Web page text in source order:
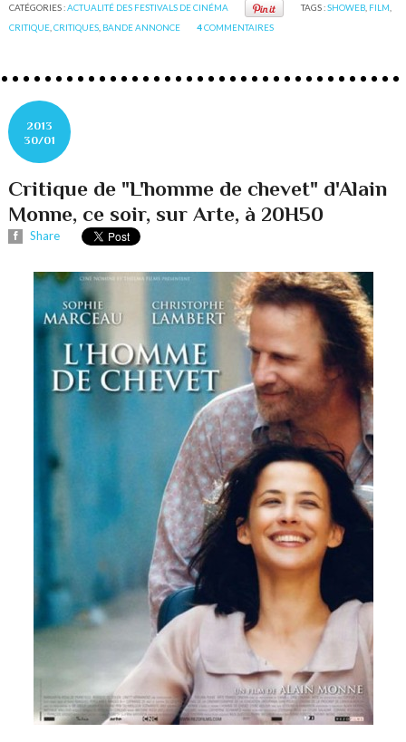
CATÉGORIES :ACTUALITÉ DES FESTIVALS DE CINÉMA TAGS :SHOWEB, FILM
CRITIQUE ,CRITIQUES BANDE ANNONCE 4COMMENTAIRES
2013
30/01
Critique de "L'homme de chevet" d'Alain
Monne, ce soir, sur Arte, à 20H50
Share